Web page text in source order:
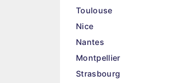
Toulouse
Nice
Nantes
Montpellier
Strasbourg